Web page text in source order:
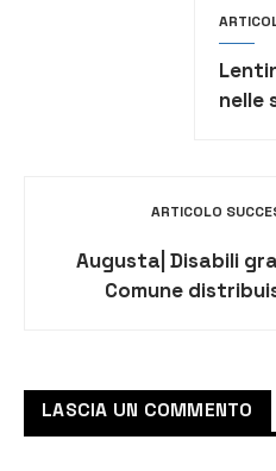
nelle
ARTICOLO
Augusta| Disabili
Comune
LASCIA UN COMMENTO